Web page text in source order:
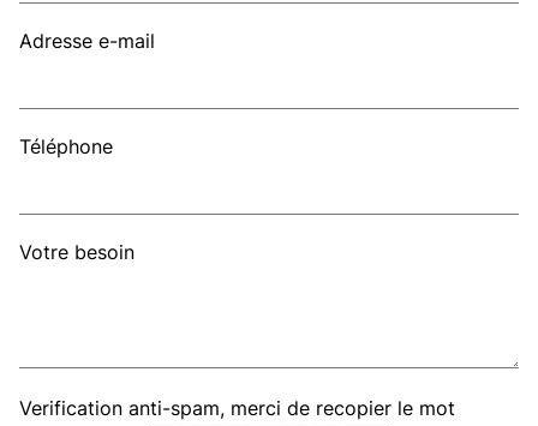
Adresse e-mail
Téléphone
Votre besoin
Verification anti-spam, merci de recopier le mot